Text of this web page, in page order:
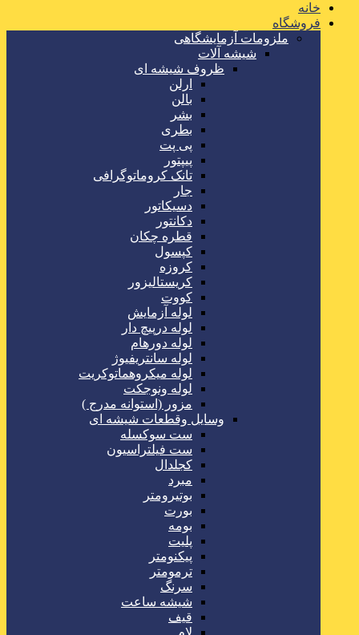
خانه
فروشگاه
ملزومات آزمایشگاهی
شیشه آلات
ظروف شیشه ای
ارلن
بالن
بشر
بطری
پی پت
پیپتور
تانک کروماتوگرافی
جار
دسیکاتور
دکانتور
قطره چکان
کپسول
کروزه
کریستالیزور
کووت
لوله آزمایش
لوله درپیچ دار
لوله دورهام
لوله سانتریفیوژ
لوله میکروهماتوکریت
لوله ونوجکت
مزور (استوانه مدرج )
وسایل وقطعات شیشه ای
ست سوکسله
ست فیلتراسیون
کجلدال
مبرد
بوتیرومتر
بورت
بومه
پلیت
پیکنومتر
ترمومتر
سرنگ
شیشه ساعت
قیف
لام